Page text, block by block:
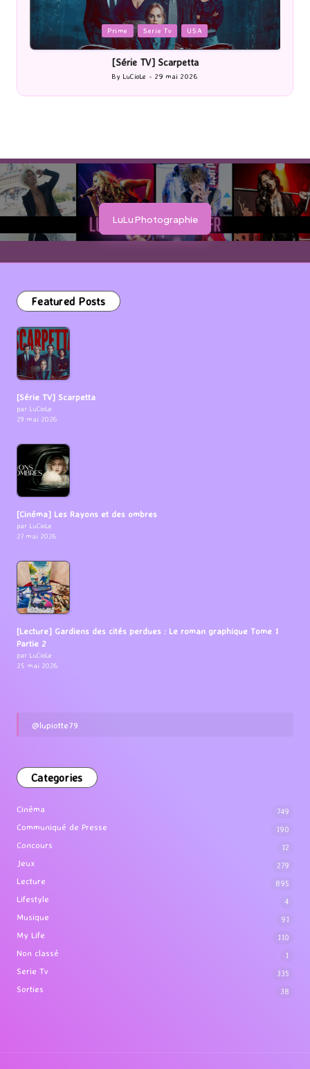
Posted
in
Prime Serie Tv USA
[Série TV] Scarpetta
Posted
by
By LuCioLe 29 mai 2026
LuLu Photographie
Featured Posts
[Série TV] Scarpetta
par LuCioLe
29 mai 2026
[Cinéma] Les Rayons et des ombres
par LuCioLe
27 mai 2026
[Lecture] Gardiens des cités perdues : Le roman graphique Tome 1
Partie 2
par LuCioLe
25 mai 2026
@lupiotte79
Categories
Cinéma 749
Communiqué de Presse 190
Concours 12
Jeux 279
Lecture 895
Lifestyle 4
Musique 91
My Life 110
Non classé 1
Serie Tv 335
Sorties 38